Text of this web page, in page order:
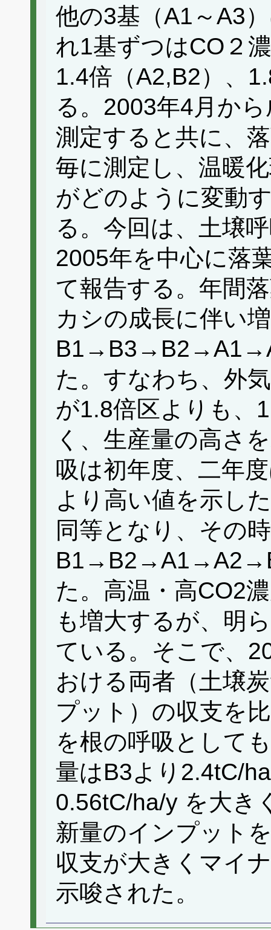
他の3基（A1～A3
れ1基ずつはCO２
1.4倍（A2,B2）、
る。2003年4月か
測定すると共に、
毎に測定し、温暖
がどのように変動
る。今回は、土壌
2005年を中心に落
て報告する。年間
カシの成長に伴い
た。すなわち、外
が1.8倍区よりも、
く、生産量の高さ
吸は初年度、二年
より高い値を示し
同等となり、その
た。高温・高CO2
も増大するが、明
ている。そこで、
おける両者（土壌
プット）の収支を
を根の呼吸として
量はB3より2.4tC/
0.56tC/ha/y を大き
新量のインプット
収支が大きくマイ
示唆された。